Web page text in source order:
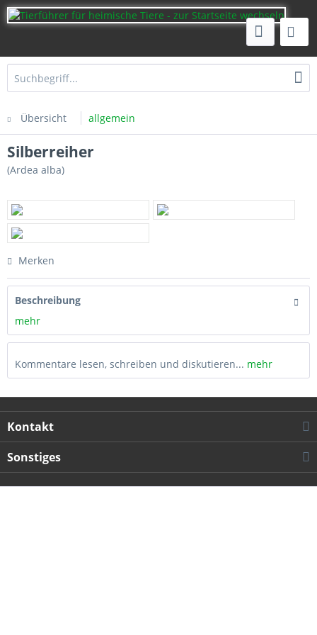
Übersicht allgemein
Silberreiher
(Ardea alba)
Merken
Beschreibung
mehr
Kommentare lesen, schreiben und diskutieren... mehr
Kontakt
Sonstiges